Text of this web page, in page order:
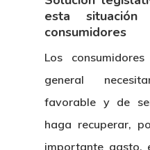
esta
consumidores
Los
general
favorable y de
haga recuperar,
importante gasto,